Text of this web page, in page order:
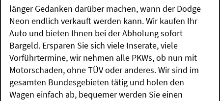
länger Gedanken darüber machen, wann der Dodge
Neon endlich verkauft werden kann. Wir kaufen Ihr
Auto und bieten Ihnen bei der Abholung sofort
Bargeld. Ersparen Sie sich viele Inserate, viele
Vorführtermine, wir nehmen alle PKWs, ob nun mit
Motorschaden, ohne TÜV oder anderes. Wir sind im
gesamten Bundesgebieten tätig und holen den
Wagen einfach ab, bequemer werden Sie einen